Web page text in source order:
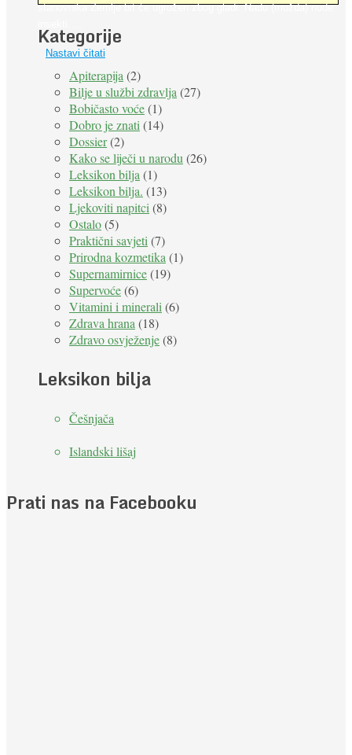
stanovnika Zemlje bit će ugrožen zbog gladi. Nadu (možda) nude
Nastavi čitati
Kategorije
Apiterapija (2)
Bilje u službi zdravlja (27)
Bobičasto voće(1)
Dobro je znati (14)
Dossier(2)
Kako se liječi u narodu (26)
Leksikon bilja (1)
Leksikon bilja. (13)
Ljekoviti napitci (8)
Ostalo(5)
Praktični savjeti (7)
Prirodna kozmetika (1)
Supernamirnice(19)
Supervoće(6)
Vitamini i minerali (6)
Zdrava hrana (18)
Zdravo osvježenje(8)
Leksikon bilja
Češnjača
Islandski lišaj
Prati nas na Facebooku